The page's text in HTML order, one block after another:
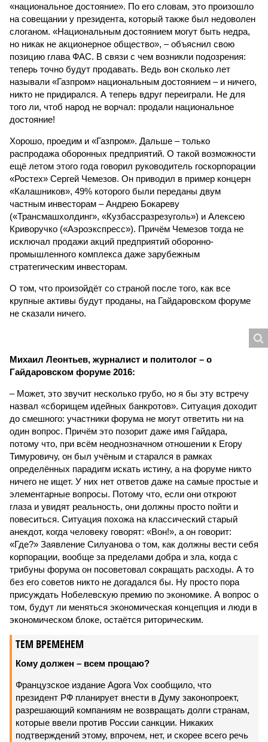
«национальное достояние». По его словам, это произошло
на совещании у президента, который также был недоволен
слоганом. «Национальным достоянием могут быть недра,
но никак не акционерное общество», – объяснил свою
позицию глава ФАС. В связи с чем возникли подозрения:
теперь точно будут продавать. Ведь вон сколько лет
называли «Газпром» национальным достоянием – и ничего,
никто не придирался. А теперь вдруг переиграли. Не для
того ли, чтоб народ не ворчал: продали национальное
достояние!
Хорошо, проедим и «Газпром». Дальше – только
распродажа оборонных предприятий. О такой возможности
ещё летом этого года говорил руководитель госкорпорации
«Ростех» Сергей Чемезов. Он приводил в пример концерн
«Калашников», 49% которого были переданы двум
частным инвесторам – Андрею Бокареву
(«Трансмашхолдинг», «Кузбассразрезуголь») и Алексею
Криворучко («Аэроэкспресс»). Причём Чемезов тогда не
исключал продажи акций предприятий оборонно-
промышленного комплекса даже зарубежным
стратегическим инвесторам.
О том, что произойдёт со страной после того, как все
крупные активы будут проданы, на Гайдаровском форуме
не сказали ничего.
Михаил Леонтьев, журналист и политолог – о
Гайдаровском форуме 2016:
– Может, это звучит несколько грубо, но я бы эту встречу
назвал «сборищем идейных банкротов». Ситуация доходит
до смешного: участники форума не могут ответить ни на
один вопрос. Причём это позорит даже имя Гайдара,
потому что, при всём неоднозначном отношении к Егору
Тимуровичу, он был учёным и старался в рамках
определённых парадигм искать истину, а на форуме никто
ничего не ищет. У них нет ответов даже на самые простые и
элементарные вопросы. Потому что, если они откроют
глаза и увидят реальность, они должны просто пойти и
повеситься. Ситуация похожа на классический старый
анекдот, когда человеку говорят: «Вон!», а он говорит:
«Где?» Заявление Силуанова о том, как должны вести себя
корпорации, вообще за пределами добра и зла, когда с
трибуны форума он посоветовал сокращать расходы. А то
без его советов никто не догадался бы. Ну просто пора
присуждать Нобелевскую премию по экономике. А вопрос о
том, будут ли меняться экономическая концепция и люди в
экономическом блоке, остаётся риторическим.
ТЕМ ВРЕМЕНЕМ
Кому должен – всем прощаю?
Французское издание Agora Vox сообщило, что
президент РФ планирует внести в Думу законопроект,
разрешающий компаниям не возвращать долги странам,
которые ввели против России санкции. Никаких
подтверждений этому, впрочем, нет, и скорее всего речь